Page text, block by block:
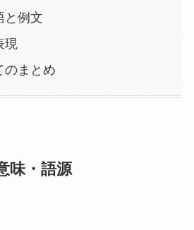
と例文
現
のまとめ
味・語源